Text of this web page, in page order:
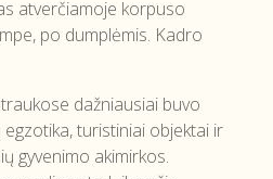
atverčiamoje korpuso
po dumplėmis. Kadro
dažniausiai buvo
turistiniai objektai ir
gyvenimo akimirkos.